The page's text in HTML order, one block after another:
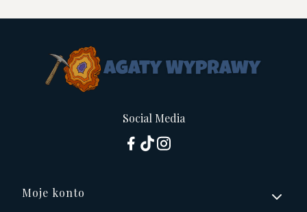
Social Media
Linki w stopce
Moje konto